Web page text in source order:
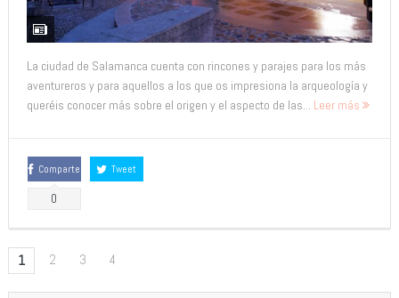
La ciudad de Salamanca cuenta con rincones y parajes para los más
aventureros y para aquellos a los que os impresiona la arqueología y
queréis conocer más sobre el origen y el aspecto de las... Leer más
Comparte
0
Tweet
1 2 3 4